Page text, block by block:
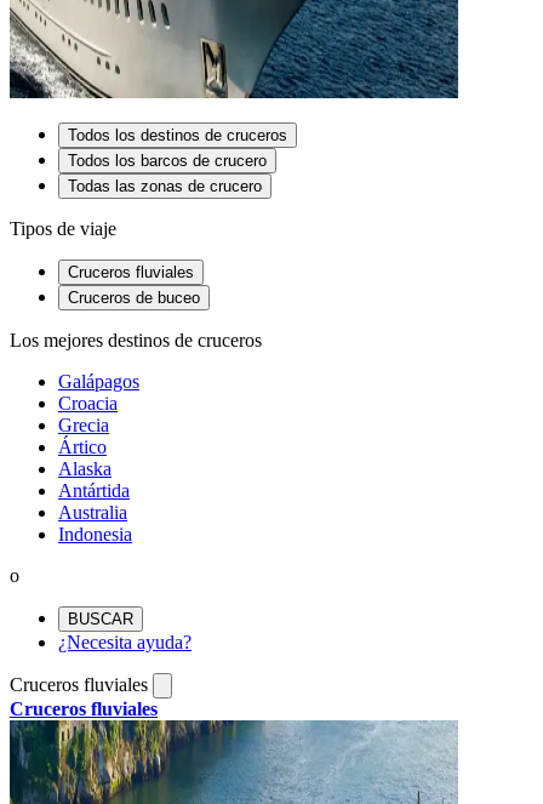
Todos los destinos de cruceros
Todos los barcos de crucero
Todas las zonas de crucero
Tipos de viaje
Cruceros fluviales
Cruceros de buceo
Los mejores destinos de cruceros
Galápagos
Croacia
Grecia
Ártico
Alaska
Antártida
Australia
Indonesia
o
BUSCAR
¿Necesita ayuda?
Cruceros fluviales
Cruceros fluviales